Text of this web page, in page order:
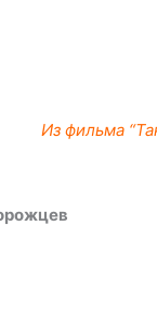
Из фильма